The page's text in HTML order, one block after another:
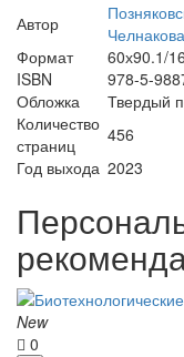
Автор
Формат
60х90.1/16
ISBN
978-5-
Обложка
Твердый
Количество
страниц
456
Год выхода 2023
New
0